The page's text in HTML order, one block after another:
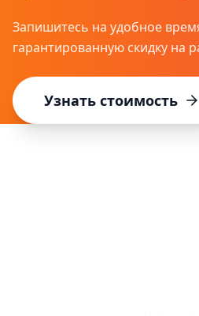
Запишитесь на удобное
гарантированную скидку на
Узнать стоимость